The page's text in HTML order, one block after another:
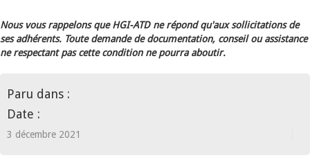
Nous vous rappelons que HGI-ATD ne répond qu'aux sollicitations de
ses adhérents. Toute demande de documentation, conseil ou assistance
ne respectant pas cette condition ne pourra aboutir.
Paru dans :
Date :
3 décembre 2021